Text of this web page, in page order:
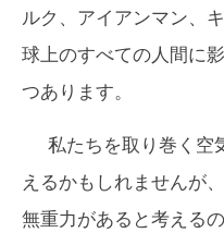
ルク、アイアンマン、
球上のすべての人間に
つあります。
私たちを取り巻く空
えるかもしれませんが
無重力があると考える